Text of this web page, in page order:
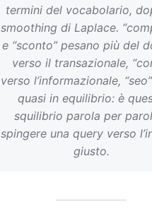
termini del vocabolario,
smoothing di Laplace.
e “sconto” pesano più del
verso il transazionale,
verso l’informazionale,
quasi in equilibrio: è
squilibrio parola per
spingere una query verso
giusto.